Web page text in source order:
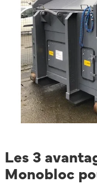
Les 3
Monobloc